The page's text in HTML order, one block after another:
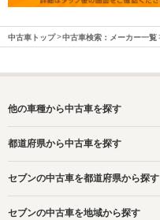
中古車トップ 中古車検索：メーカー一覧
他の車種から中古車を探す
都道府県から中古車を探す
セブンの中古車を都道府県から探す
セブンの中古車を地域から探す